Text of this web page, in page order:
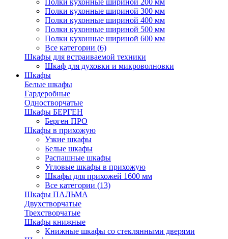
Полки кухонные шириной 200 мм
Полки кухонные шириной 300 мм
Полки кухонные шириной 400 мм
Полки кухонные шириной 500 мм
Полки кухонные шириной 600 мм
Все категории (6)
Шкафы для встраиваемой техники
Шкаф для духовки и микроволновки
Шкафы
Белые шкафы
Гардеробные
Одностворчатые
Шкафы БЕРГЕН
Берген ПРО
Шкафы в прихожую
Узкие шкафы
Белые шкафы
Распашные шкафы
Угловые шкафы в прихожую
Шкафы для прихожей 1600 мм
Все категории (13)
Шкафы ПАЛЬМА
Двухстворчатые
Трехстворчатые
Шкафы книжные
Книжные шкафы со стеклянными дверями